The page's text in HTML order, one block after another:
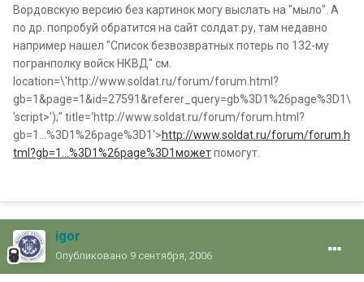
Вордовскую версию без картинок могу выслать на "мыло". А
по др. попробуй обратится на сайт солдат.ру, там недавно
например нашел "Список безвозвратных потерь по 132-му
погранполку войск НКВД" см.
location=\'http://www.soldat.ru/forum/forum.html?
gb=1&page=1&id=27591&referer_query=gb%3D1%26page%3D1\
'script>');" title='http://www.soldat.ru/forum/forum.html?
gb=1...%3D1%26page%3D1'>http://www.soldat.ru/forum/forum.h
tml?gb=1...%3D1%26page%3D1можетпомогут.
igor
Опубликовано 9 сентября, 2006